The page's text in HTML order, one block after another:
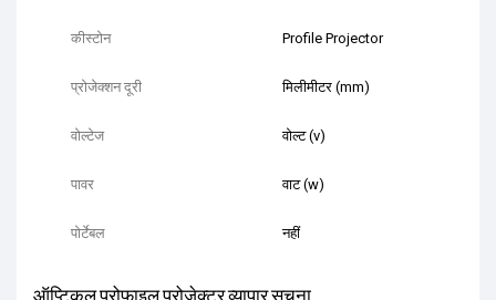
कीस्टोन Profile Projector
प्रोजेक्शन दूरी मिलीमीटर (mm)
वोल्टेज वोल्ट (v)
पावर वाट (w)
पोर्टेबल नहीं
ऑप्टिकल प्रोफाइल प्रोजेक्टर व्यापार सूचना